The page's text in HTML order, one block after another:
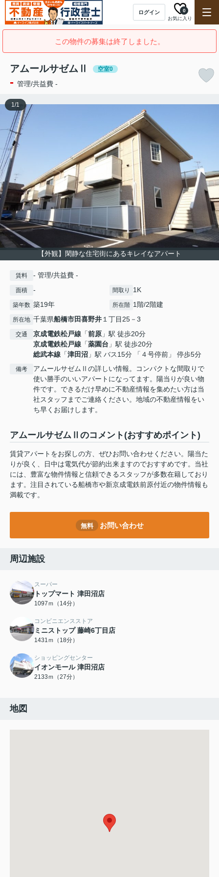
ログイン
お気に入り
0
この物件の募集は終了しました。
アムールサゼムⅡ 空室0
- 管理/共益費 -
【外観】閑静な住宅街にあるキレイなアパート
1/1
賃料 - 管理/共益費 -
面積 - 間取り 1K
築年数 築19年 所在階 1階/2階建
所在地 千葉県船橋市田喜野井１丁目25－3
交通 京成電鉄松戸線 「前原 」駅 徒歩20分
京成電鉄松戸線 「薬園台 」駅 徒歩20分
総武本線 「津田沼 」駅 バス15分 「４号停前」 停歩5分
備考
アムールサゼムⅡの詳しい情報。コンパクトな間取りで
使い勝手のいいアパートになってます。陽当りが良い物
件です。できるだけ早めに不動産情報を集めたい方は当
社スタッフまでご連絡ください。地域の不動産情報をい
ち早くお届けします。
アムールサゼムⅡのコメント(おすすめポイント)
賃貸アパートをお探しの方、ぜひお問い合わせください。陽当た
りが良く、日中は電気代が節約出来ますのでおすすめです。当社
には、豊富な物件情報と信頼できるスタッフが多数在籍しており
ます。注目されている船橋市や新京成電鉄前原付近の物件情報も
満載です。
無料 お問い合わせ
周辺施設
スーパー
トップマート 津田沼店
1097ｍ（14分）
コンビニエンスストア
ミニストップ 藤崎6丁目店
1431ｍ（18分）
ショッピングセンター
イオンモール 津田沼店
2133ｍ（27分）
地図